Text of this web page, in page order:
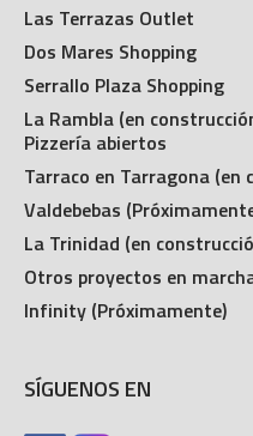
Las Terrazas Outlet
Dos Mares Shopping
Serrallo Plaza Shopping
La Rambla (en
Pizzería abiertos
Tarraco en Tarragona (en
Valdebebas
La Trinidad (en
Otros proyectos en
Infinity (Próximamente)
SÍGUENOS EN